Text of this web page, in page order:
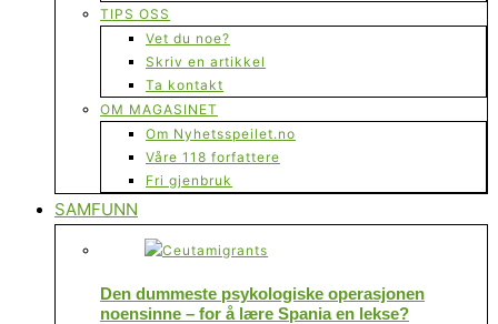
TIPS OSS
Vet du noe?
Skriv en artikkel
Ta kontakt
OM MAGASINET
Om Nyhetsspeilet.no
Våre 118 forfattere
Fri gjenbruk
SAMFUNN
Den dummeste psykologiske operasjonen
noensinne – for å lære Spania en lekse?